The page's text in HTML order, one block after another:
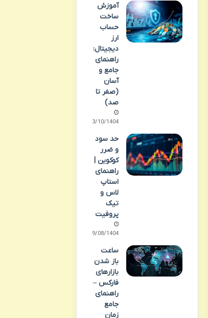
آموزش
ساخت
حساب
ارز
دیجیتال:
راهنمای
جامع و
آسان
(صفر تا
صد)
13/10/1404
حد سود
و ضرر
کوکوین |
راهنمای
استاپ
لاس و
تیک
پروفیت
19/08/1404
ساعت
باز شدن
بازارهای
فارکس –
راهنمای
جامع
زمان